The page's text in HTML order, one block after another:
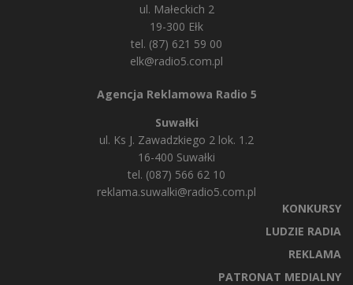
ul. Małeckich 2
19-300 Ełk
tel. (87) 621 59 00
elk@radio5.com.pl
Agencja Reklamowa Radio 5
Suwałki
ul. Ks J. Zawadzkiego 2 lok. 1.2
16-400 Suwałki
tel. (087) 566 62 10
reklama.suwalki@radio5.com.pl
KONKURSY
LUDZIE RADIA
REKLAMA
PATRONAT MEDIALNY